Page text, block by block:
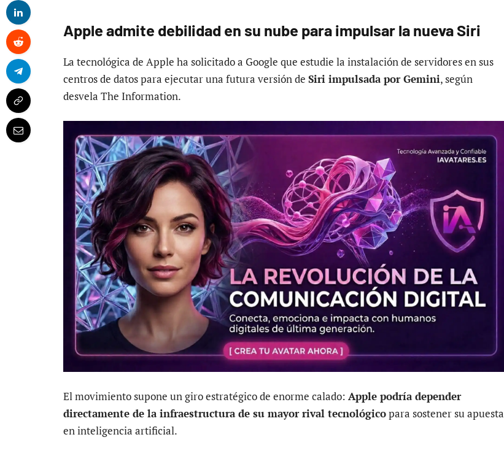
Apple admite debilidad en su nube para impulsar la nueva Siri
La tecnológica de Apple ha solicitado a Google que estudie la instalación de servidores en sus
centros de datos para ejecutar una futura versión de Siri impulsada por Gemini, según
desvela The Information.
El movimiento supone un giro estratégico de enorme calado: Apple podría depender
directamente de la infraestructura de su mayor rival tecnológicopara sostener su apuesta
en inteligencia artificial.